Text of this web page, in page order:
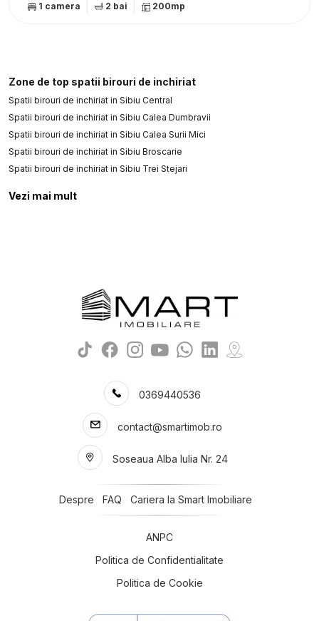
1 camera 2 bai 200mp
Zone de top spatii birouri de inchiriat
Spatii birouri de inchiriat in Sibiu Central
Spatii birouri de inchiriat in Sibiu Calea Dumbravii
Spatii birouri de inchiriat in Sibiu Calea Surii Mici
Spatii birouri de inchiriat in Sibiu Broscarie
Spatii birouri de inchiriat in Sibiu Trei Stejari
Spatii birouri de inchiriat in Sibiu Siretului
Spatii birouri de inchiriat in Sibiu Strand
Spatii birouri de inchiriat in Sibiu Piata Cluj
Spatii birouri de inchiriat in Sibiu Sub Arini
Spatii birouri de inchiriat in Sibiu Cedonia
Numar de camere spatii birouri de inchiriat
Spatii birouri de inchiriat 1 camera
Spatii birouri de inchiriat 2 camere
Spatii birouri de inchiriat 3 camere
Spatii birouri de inchiriat 4 camere
Spatii birouri de inchiriat 5 camere
Apartamente de inchiriat
Apartamente de inchiriat in Brasov
Apartamente de inchiriat in Sibiu Central
Apartamente de inchiriat in Sibiu Mihai Viteazul
Vezi mai mult
0369440536
contact@smartimob.ro
Soseaua Alba Iulia Nr. 24
Despre FAQ Cariera la Smart Imobiliare
ANPC
Politica de Confidentialitate
Politica de Cookie